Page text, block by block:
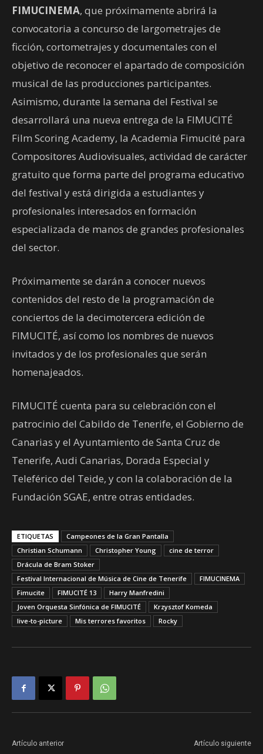
FIMUCINEMA, que próximamente abrirá la
convocatoria a concurso de largometrajes de
ficción, cortometrajes y documentales con el
objetivo de reconocer el apartado de composición
musical de las producciones participantes.
Asimismo, durante la semana del Festival se
desarrollará una nueva entrega de la FIMUCITÉ
Film Scoring Academy, la Academia Fimucité para
Compositores Audiovisuales, actividad de carácter
gratuito que forma parte del programa educativo
del festival y está dirigida a estudiantes y
profesionales interesados en formación
especializada de manos de grandes profesionales
del sector.
Próximamente se darán a conocer nuevos
contenidos del resto de la programación de
conciertos de la decimotercera edición de
FIMUCITÉ, así como los nombres de nuevos
invitados y de los profesionales que serán
homenajeados.
FIMUCITÉ cuenta para su celebración con el
patrocinio del Cabildo de Tenerife, el Gobierno de
Canarias y el Ayuntamiento de Santa Cruz de
Tenerife, Audi Canarias, Dorada Especial y
Teleférico del Teide, y con la colaboración de la
Fundación SGAE, entre otras entidades.
ETIQUETAS
Campeones de la Gran Pantalla
Christian Schumann
Christopher Young
cine de terror
Drácula de Bram Stoker
Festival Internacional de Música de Cine de Tenerife
FIMUCINEMA
Fimucite
FIMUCITÉ 13
Harry Manfredini
Joven Orquesta Sinfónica de FIMUCITÉ
Krzysztof Komeda
live-to-picture
Mis terrores favoritos Rocky
Artículo anterior Artículo siguiente